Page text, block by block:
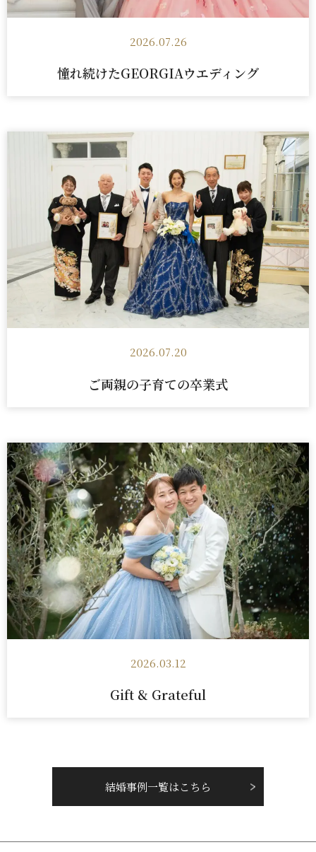
2026.07.26
憧れ続けたGEORGIAウエディング
2026.07.20
ご両親の子育ての卒業式
2026.03.12
Gift & Grateful
結婚事例一覧はこちら